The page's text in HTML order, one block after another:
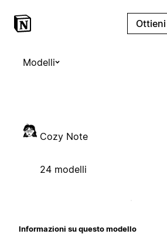
Modelli
Cozy Note
24 modelli
Informazioni su questo modello